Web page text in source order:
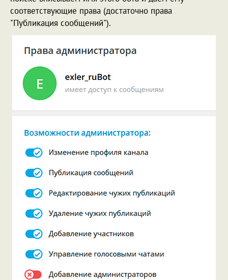
соответствующие права (достаточно права
"Публикация сообщений").